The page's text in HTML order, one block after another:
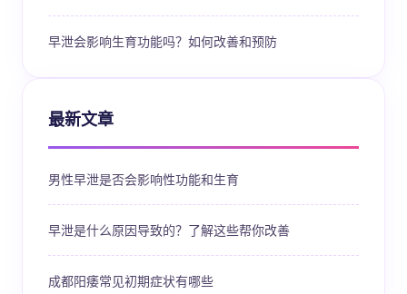
早泄会影响生育功能吗？如何改善和预防
最新文章
男性早泄是否会影响性功能和生育
早泄是什么原因导致的？了解这些帮你改善
成都阳痿常见初期症状有哪些